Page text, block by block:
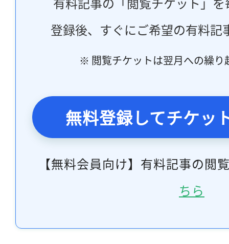
登録後、すぐにご希望の有料記
※ 閲覧チケットは翌月への繰り
無料登録してチケッ
【無料会員向け】有料記事の閲
ちら